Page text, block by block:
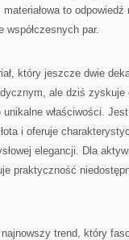
to
par.
który jeszcze dwie
ale dziś
właściwości.
i oferuje
elegancji. Dla
praktyczność
trend, który